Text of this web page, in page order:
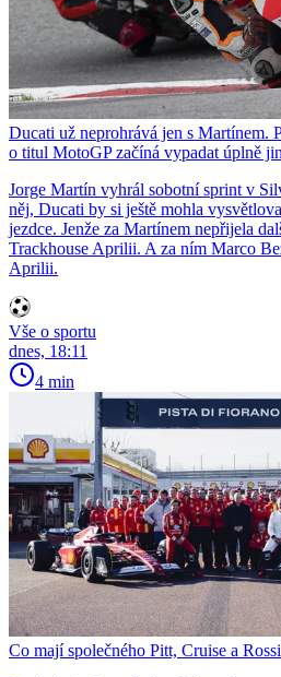
Ducati už neprohrává jen s Martínem.
o titul MotoGP začíná vypadat úplně
Jorge Martín vyhrál sobotní sprint v
něj, Ducati by si ještě mohla
jezdce. Jenže za Martínem nepřijela
Trackhouse Aprilii. A za ním Marco
Aprilii.
Vše o sportu
dnes, 18:11
4 min
Co mají společného Pitt, Cruise a